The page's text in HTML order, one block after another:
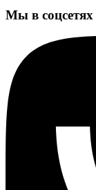
Мы в соцсетях